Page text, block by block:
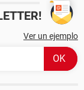
Ver un ejemplo